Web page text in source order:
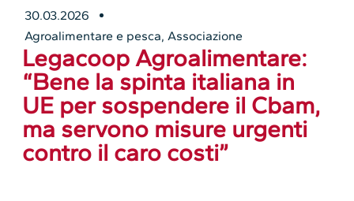
30.03.2026
Agroalimentare e pesca,Associazione
Legacoop Agroalimentare:
“Bene la spinta italiana in
UE per sospendere il Cbam,
ma servono misure urgenti
contro il caro costi”